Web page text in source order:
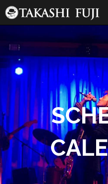
ン
テ
へ
ス
12:00 AM
1:00 AM
3:00 AM
4:00 AM